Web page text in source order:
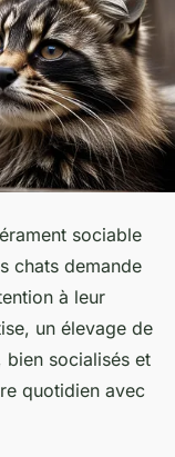
sociable
chats demande
à leur
un élevage de
bien socialisés et
quotidien avec